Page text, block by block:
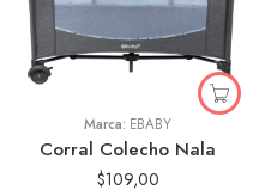
Marca: EBABY
Corral Colecho Nala
$109,00